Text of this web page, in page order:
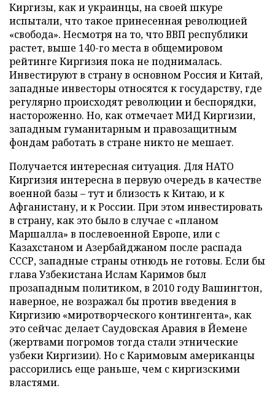
Киргизы, как и украинцы, на своей шкуре
испытали, что такое принесенная революцией
«свобода». Несмотря на то, что ВВП республики
растет, выше 140-го места в общемировом
рейтинге Киргизия пока не поднималась.
Инвестируют в страну в основном Россия и Китай,
западные инвесторы относятся к государству, где
регулярно происходят революции и беспорядки,
настороженно. Но, как отмечает МИД Киргизии,
западным гуманитарным и правозащитным
фондам работать в стране никто не мешает.
Получается интересная ситуация. Для НАТО
Киргизия интересна в первую очередь в качестве
военной базы – тут и близость к Китаю, и к
Афганистану, и к России. При этом инвестировать
в страну, как это было в случае с «планом
Маршалла» в послевоенной Европе, или с
Казахстаном и Азербайджаном после распада
СССР, западные страны отнюдь не готовы. Если бы
глава Узбекистана Ислам Каримов был
прозападным политиком, в 2010 году Вашингтон,
наверное, не возражал бы против введения в
Киргизию «миротворческого контингента», как
это сейчас делает Саудовская Аравия в Йемене
(жертвами погромов тогда стали этнические
узбеки Киргизии). Но с Каримовым американцы
рассорились еще раньше, чем с киргизскими
властями.